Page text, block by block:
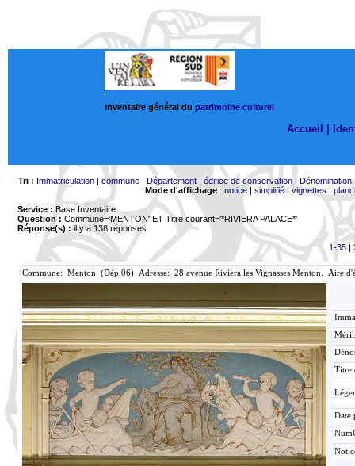
Inventaire général du patrimoine culturel
Accueil |
Tri : Immatriculation| commune| Département| édifice de conservation| Dénomination
Mode d'affichage: notice| simplifié|vignettes |
Service : Base Inventaire
Question : Commune='MENTON' ET Titre courant='*RIVIERA PALACE*'
Réponse(s) :il y a 138 réponses
1-35|
Commune: Menton (Dép.06) Adresse: 28 avenue Riviera les Vignasses Menton. Aire
Titre
Date